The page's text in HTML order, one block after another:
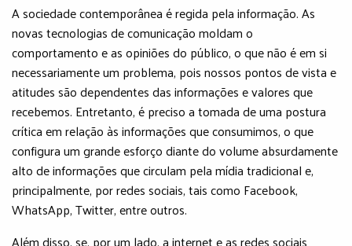
A sociedade contemporânea é regida pela informação. As
novas tecnologias de comunicação moldam o
comportamento e as opiniões do público, o que não é em si
necessariamente um problema, pois nossos pontos de vista e
atitudes são dependentes das informações e valores que
recebemos. Entretanto, é preciso a tomada de uma postura
crítica em relação às informações que consumimos, o que
configura um grande esforço diante do volume absurdamente
alto de informações que circulam pela mídia tradicional e,
principalmente, por redes sociais, tais como Facebook,
WhatsApp, Twitter, entre outros.